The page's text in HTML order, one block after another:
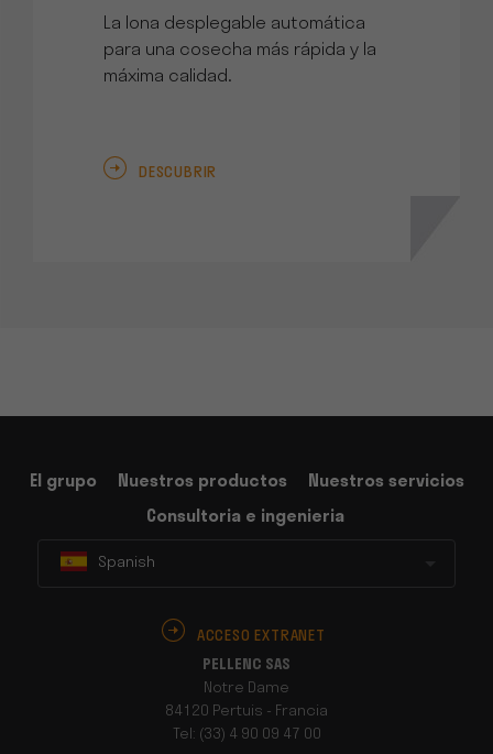
La lona desplegable automática
para una cosecha más rápida y la
máxima calidad.
DESCUBRIR
El grupo Nuestros productos
Nuestros servicios
Consultoria e ingenieria
Spanish
ACCESO EXTRANET
PELLENC SAS
Notre Dame
84120 Pertuis - Francia
Tel: (33) 4 90 09 47 00